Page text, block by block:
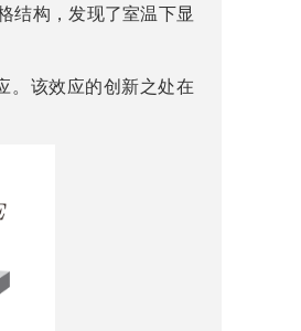
结构，发现了室温下显
。该效应的创新之处在